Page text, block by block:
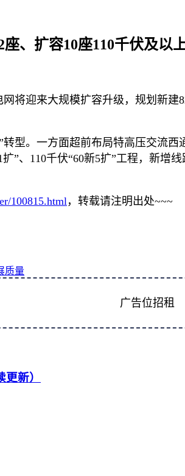
、扩容10座110千伏及以
将迎来大规模扩容升级，规划新建
型。一方面超前布局特高压交流
”、110千伏“60新5扩”工程，新
100815.html，转载请注明出处~~~
质量
广告位招租
新）